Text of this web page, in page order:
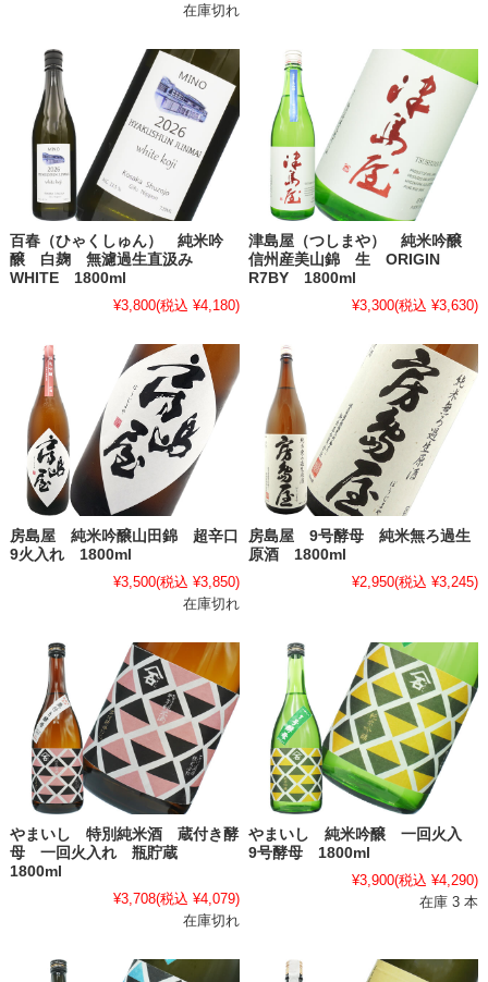
在庫切れ
百春（ひゃくしゅん） 純米吟
醸 白麹 無濾過生直汲み
WHITE 1800ml
¥3,800(税込 ¥4,180)
津島屋（つしまや） 純米吟醸
信州産美山錦 生 ORIGIN
R7BY 1800ml
¥3,300(税込 ¥3,630)
房島屋 純米吟醸山田錦 超辛口
9火入れ 1800ml
¥3,500(税込 ¥3,850)
在庫切れ
房島屋 9号酵母 純米無ろ過生
原酒 1800ml
¥2,950(税込 ¥3,245)
やまいし 特別純米酒 蔵付き酵
母 一回火入れ 瓶貯蔵
1800ml
¥3,708(税込 ¥4,079)
在庫切れ
やまいし 純米吟醸 一回火入
9号酵母 1800ml
¥3,900(税込 ¥4,290)
在庫 3 本